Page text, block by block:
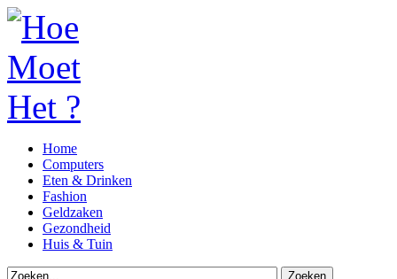
Home
Computers
Eten & Drinken
Fashion
Geldzaken
Gezondheid
Huis & Tuin